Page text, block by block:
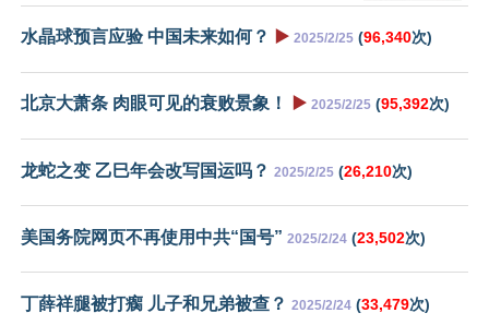
水晶球预言应验 中国未来如何？ ▶️ 2025/2/25 (96,340次)
北京大萧条 肉眼可见的衰败景象！ ▶️ 2025/2/25 (95,392次)
龙蛇之变 乙巳年会改写国运吗？ 2025/2/25 (26,210次)
美国务院网页不再使用中共“国号” 2025/2/24 (23,502次)
丁薛祥腿被打瘸 儿子和兄弟被查？ 2025/2/24 (33,479次)